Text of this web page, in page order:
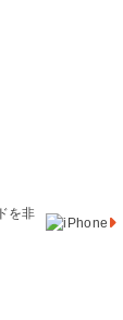
を非